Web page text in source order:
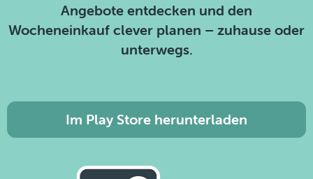
Angebote entdecken und den
Wocheneinkauf clever planen – zuhause oder
unterwegs.
Im Play Store herunterladen